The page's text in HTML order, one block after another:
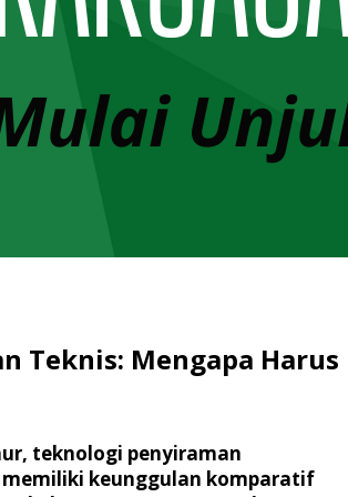
Teknis: Mengapa Harus
teknologi penyiraman
keunggulan komparatif